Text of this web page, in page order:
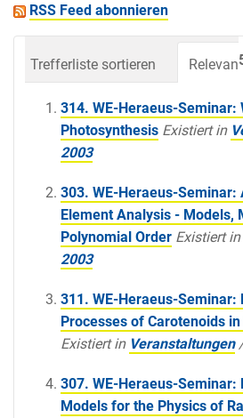
RSS Feed abonnieren
Trefferliste sortieren
314. WE-Heraeus-Seminar:
Photosynthesis Existiert in
2003
303. WE-Heraeus-
Element Analysis - Models,
Polynomial Order Existiert in
2003
311. WE-Heraeus-Seminar:
Processes of Carotenoids
Existiert in Veranstaltungen
307. WE-Heraeus-
Models for the Physics of